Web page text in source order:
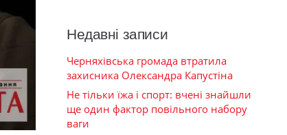
Недавні записи
Черняхівська громада втратила
захисника Олександра Капустіна
Не тільки їжа і спорт: вчені знайшли
ще один фактор повільного набору
ваги